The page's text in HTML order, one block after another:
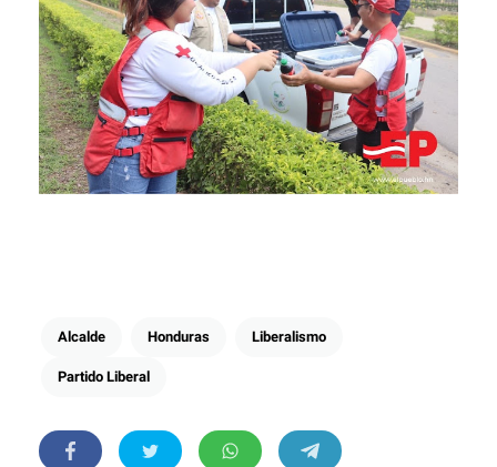
Alcalde Honduras Liberalismo
Partido Liberal